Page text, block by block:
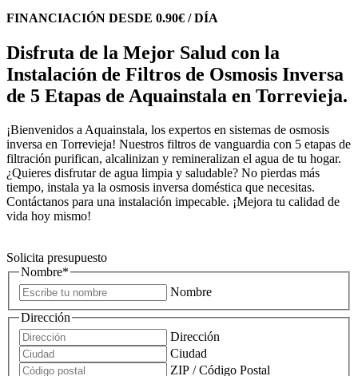
FINANCIACIÓN DESDE 0.90€ / DÍA
Disfruta de la Mejor Salud con la
Instalación de Filtros de Osmosis Inversa
de 5 Etapas de Aquainstala en Torrevieja.
¡Bienvenidos a Aquainstala, los expertos en sistemas de osmosis
inversa en Torrevieja! Nuestros filtros de vanguardia con 5 etapas de
filtración purifican, alcalinizan y remineralizan el agua de tu hogar.
¿Quieres disfrutar de agua limpia y saludable? No pierdas más
tiempo, instala ya la osmosis inversa doméstica que necesitas.
Contáctanos para una instalación impecable. ¡Mejora tu calidad de
vida hoy mismo!
Solicita presupuesto
Nombre*
Nombre
Dirección
Dirección
Ciudad
ZIP / Código Postal